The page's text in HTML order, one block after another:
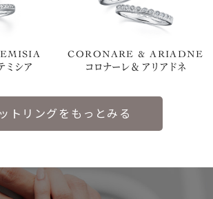
ミシア
CORONARE & ARIADNE
コロナーレ & アリアドネ
トリングをもっとみる